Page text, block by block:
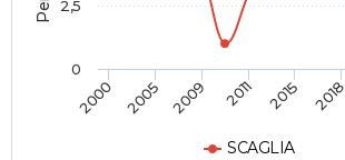
SCAGLIA
2000 2005 2009 2011 2015 2018
0
2,5